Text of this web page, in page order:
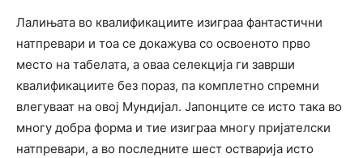
Лалињата во квалификациите изиграа фантастични
натпревари и тоа се докажува со освоеното прво
место на табелата, а оваа селекција ги заврши
квалификациите без пораз, па комплетно спремни
влегуваат на овој Мундијал. Јапонците се исто така во
многу добра форма и тие изиграа многу пријателски
натпревари, а во последните шест остварија исто